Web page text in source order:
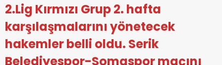
2.Lig Kırmızı Grup 2. hafta
karşılaşmalarını yönetecek
hakemler belli oldu. Serik
Belediyespor-Somaspor maçını